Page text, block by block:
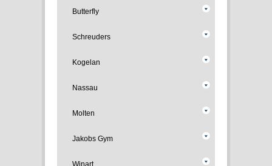
Butterfly
Schreuders
Kogelan
Nassau
Molten
Jakobs Gym
Winart